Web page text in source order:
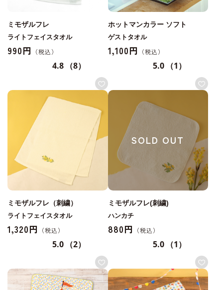
ミモザルフレ
ライトフェイスタオル
990円
4.8 （8）
ホットマンカラー ソフト
ゲストタオル
1,100円
5.0 （1）
ミモザルフレ（刺繍）
ライトフェイスタオル
1,320円
5.0 （2）
SOLD OUT
ミモザルフレ(刺繍)
ハンカチ
880円
5.0 （1）